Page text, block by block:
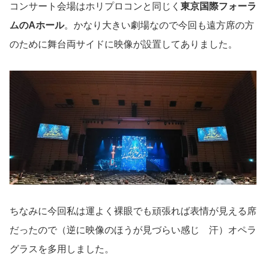
コンサート会場はホリプロコンと同じく 東京国際フォーラ
ムのAホール。かなり大きい劇場なので今回も遠方席の方
のために舞台両サイドに映像が設置してありました。
ちなみに今回私は運よく裸眼でも頑張れば表情が見える席
だったので（逆に映像のほうが見づらい感じ 汗）オペラ
グラスを多用しました。